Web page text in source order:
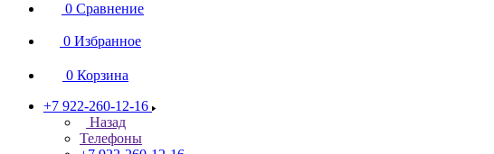
0 Сравнение
0 Избранное
0 Корзина
+7 922-260-12-16
Назад
Телефоны